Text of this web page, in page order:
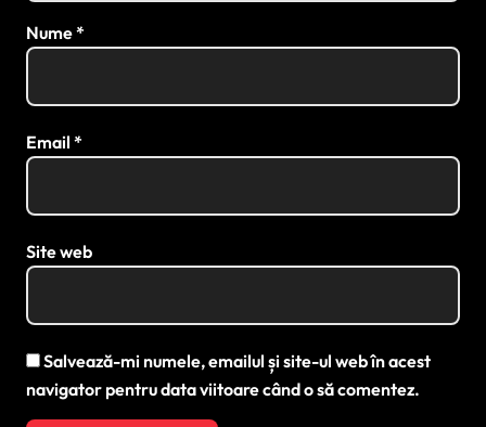
Nume*
Email *
Site web
Salvează-mi numele, emailul și site-ul web în acest
navigator pentru data viitoare când o să comentez.